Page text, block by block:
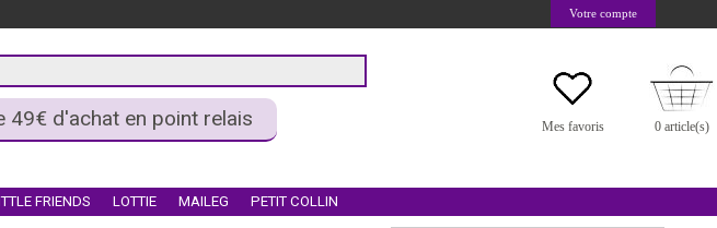
Votre compte
d'achat en point relais Mes favoris 0 article(s)
FRIENDS LOTTIE MAILEG PETIT COLLIN